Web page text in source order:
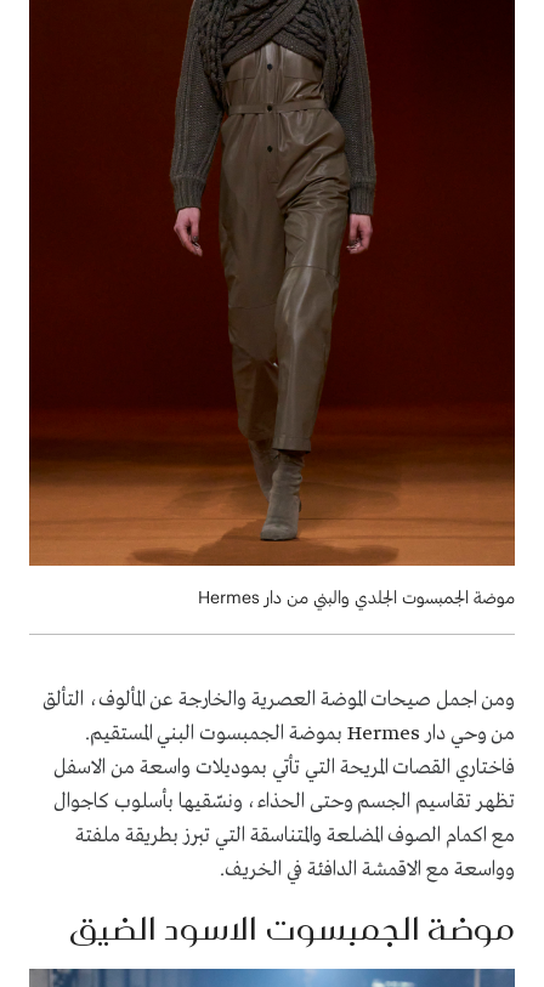
موضة الجمبسوت الجلدي والبني من دار Hermes
ومن اجمل صيحات الموضة العصرية والخارجة عن المألوف، التألق
من وحي دار Hermes بموضة الجمبسوت البني المستقيم.
فاختاري القصات المريحة التي تأتي بموديلات واسعة من الاسفل
تظهر تقاسيم الجسم وحتى الحذاء، ونسّقيها بأسلوب كاجوال
مع اكمام الصوف المضلعة والمتناسقة التي تبرز بطريقة ملفتة
وواسعة مع الاقمشة الدافئة في الخريف.
موضة الجمبسوت الاسود الضيق